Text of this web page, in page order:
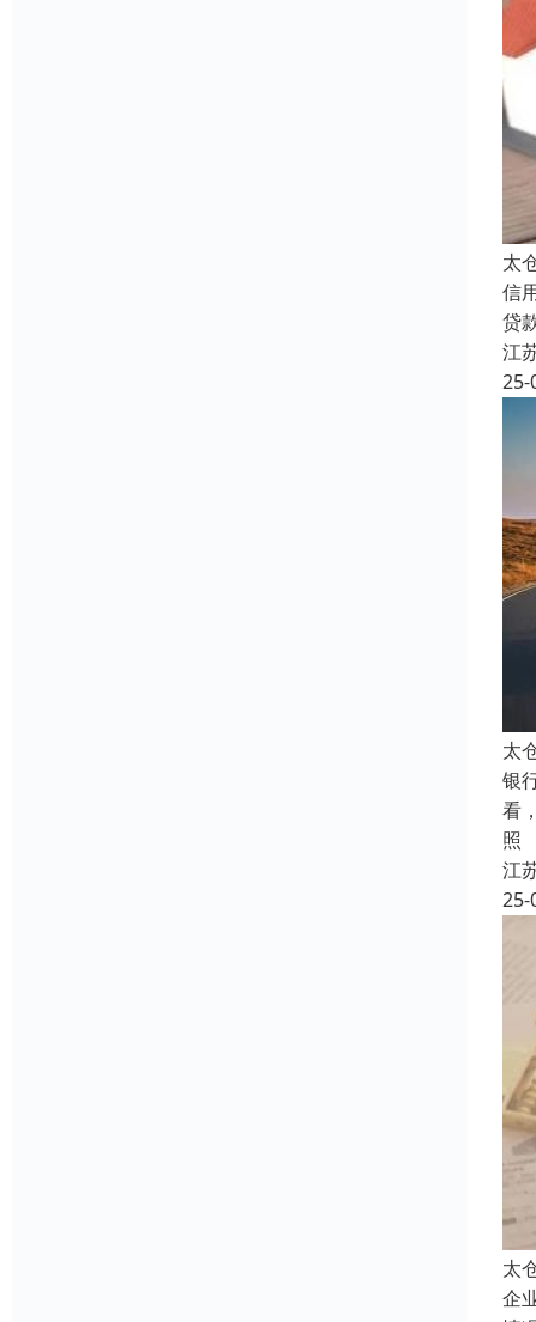
太
信
贷
江
25-
太
银
看
照
江
25-
太
企